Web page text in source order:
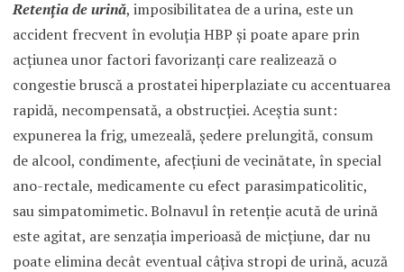
Retenţia de urină, imposibilitatea de a urina, este un
accident frecvent în evoluţia HBP şi poate apare prin
acţiunea unor factori favorizanţi care realizează o
congestie bruscă a prostatei hiperplaziate cu accentuarea
rapidă, necompensată, a obstrucţiei. Aceştia sunt:
expunerea la frig, umezeală, şedere prelungită, consum
de alcool, condimente, afecţiuni de vecinătate, în special
ano-rectale, medicamente cu efect parasimpaticolitic,
sau simpatomimetic. Bolnavul în retenţie acută de urină
este agitat, are senzaţia imperioasă de micţiune, dar nu
poate elimina decât eventual câţiva stropi de urină, acuză